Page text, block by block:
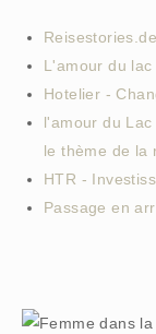
L'amour du
Hotelier -
l'amour du
le thème de la
HTR -
Passage en